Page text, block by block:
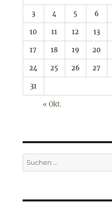
3 4 5 6
10 11 12 13
17 18 19 20
24 25 26 27
31
« Okt.
Suchen
nach: